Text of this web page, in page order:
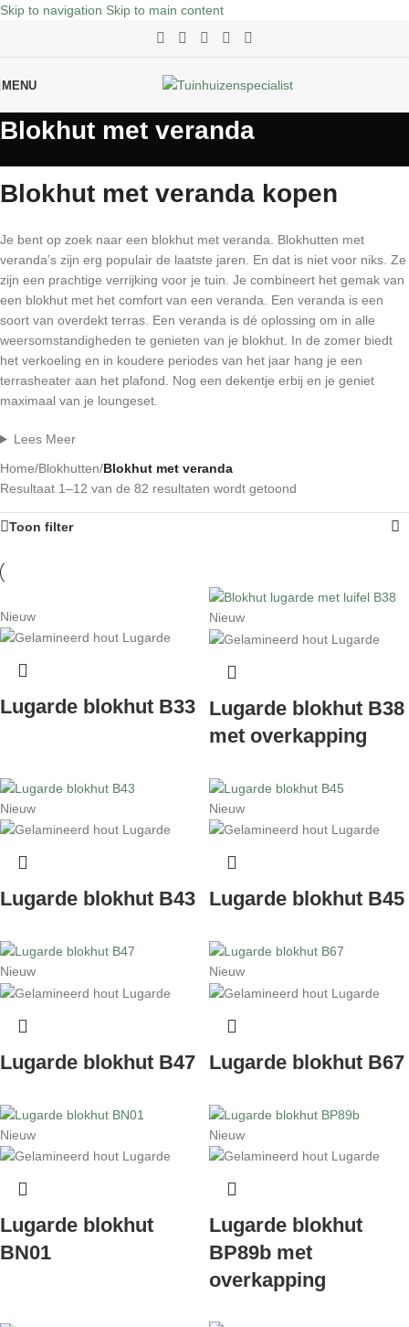
Skip to navigation Skip to main content
MENU
Blokhut met veranda
Blokhut met veranda kopen
Je bent op zoek naar een blokhut met veranda. Blokhutten met
veranda’s zijn erg populair de laatste jaren. En dat is niet voor niks. Ze
zijn een prachtige verrijking voor je tuin. Je combineert het gemak van
een blokhut met het comfort van een veranda. Een veranda is een
soort van overdekt terras. Een veranda is dé oplossing om in alle
weersomstandigheden te genieten van je blokhut. In de zomer biedt
het verkoeling en in koudere periodes van het jaar hang je een
terrasheater aan het plafond. Nog een dekentje erbij en je geniet
maximaal van je loungeset.
Lees Meer
Home/Blokhutten/Blokhut met veranda
Resultaat 1–12 van de 82 resultaten wordt getoond
Toon filter
Nieuw
Lugarde blokhut B33
Nieuw
Lugarde blokhut B38
met overkapping
Nieuw
Lugarde blokhut B43
Nieuw
Lugarde blokhut B45
Nieuw
Lugarde blokhut B47
Nieuw
Lugarde blokhut B67
Nieuw
Lugarde blokhut
BN01
Nieuw
Lugarde blokhut
BP89b met
overkapping